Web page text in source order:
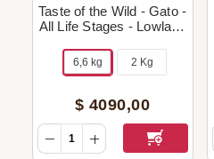
Taste of the Wild - Gato -
All Life Stages - Lowland
Codorniz/Pato) + Regalo!
6,6 kg 2 Kg
$ 4090,00